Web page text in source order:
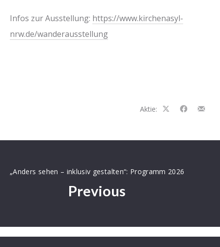
Infos zur Ausstellung: https://www.kirchenasyl-
nrw.de/wanderausstellung
Aktie:
Auf
teilen
Auf
teilen
Teilen
E-
„Anders sehen – inklusiv gestalten“: Programm 2026
Previous